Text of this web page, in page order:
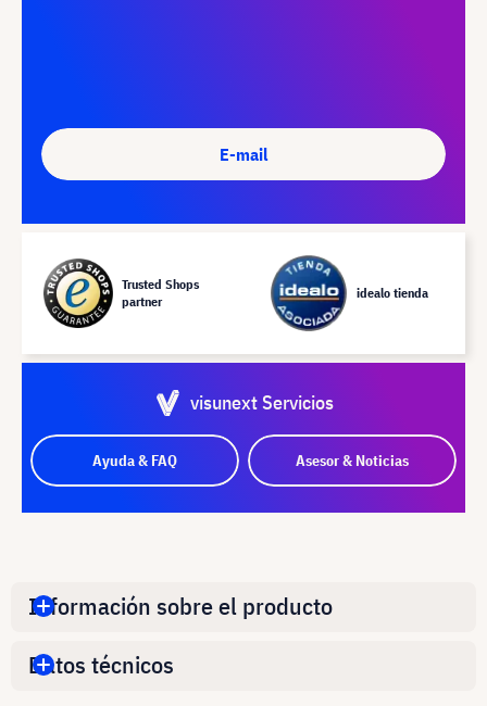
E-mail
Trusted Shops
partner
idealo tienda
visunext Servicios
Ayuda & FAQ Asesor & Noticias
Información sobre el producto
Datos técnicos